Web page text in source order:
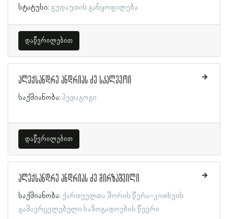
სტატუსი: გუდაუთის განყოფილება
დაწვრილებით
ალექსანდრე ანდრიას ძე სკალევოი
საქმიანობა: პედაგოგი
დაწვრილებით
ალექსანდრე ანდრიას ძე მირზაშვილი
საქმიანობა: ქართველთა შორის წერა-კითხვის
გამავრცელებელი საზოგადოების წევრი